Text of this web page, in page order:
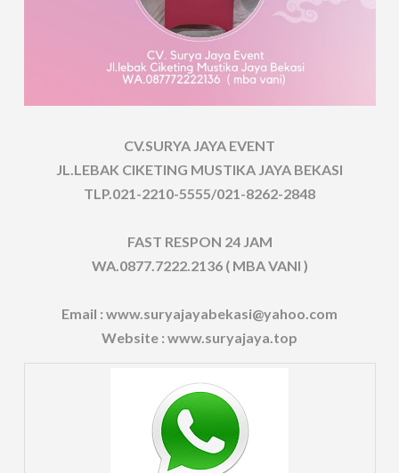
CV.SURYA JAYA EVENT
JL.LEBAK CIKETING MUSTIKA JAYA BEKASI
TLP.021-2210-5555/021-8262-2848
FAST RESPON 24 JAM
WA.0877.7222.2136 ( MBA VANI )
Email : www.suryajayabekasi@yahoo.com
Website : www.suryajaya.top